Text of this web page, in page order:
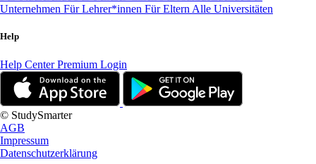
Unternehmen Für Lehrer*innen Für Eltern Alle Universitäten
Help
Help CenterPremium Login
© StudySmarter
AGB
Impressum
Datenschutzerklärung